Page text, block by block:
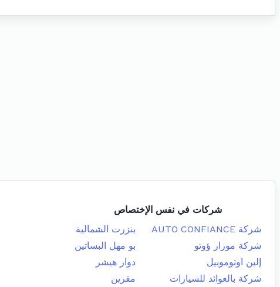
شركات في نفس الإختصاص
شركة AUTO CONFIANCE
بنزرت الشمالية
شركة موزار ؤوتو
بو مهل البساتين
إلين اوتوموبيل
دوار هيشر
شركة بالعوائد للسيارات
مقرين